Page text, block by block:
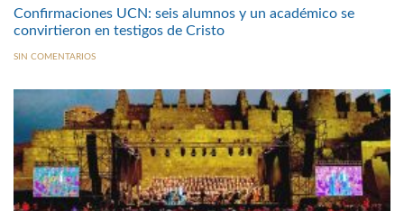
Confirmaciones UCN: seis alumnos y un académico se
convirtieron en testigos de Cristo
SIN COMENTARIOS